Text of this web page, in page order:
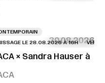
30.08.2026
LE 28.08.2026 À 16H
× Sandra Hauser à